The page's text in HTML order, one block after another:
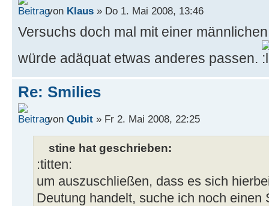
von Klaus » Do 1. Mai 2008, 13:46
Versuchs doch mal mit einer
würde adäquat etwas anderes passen.
Re: Smilies
von Qubit » Fr 2. Mai 2008, 22:25
stine hat geschrieben:
:titten:
um auszuschließen, dass es sich
Deutung handelt, suche ich noch einen